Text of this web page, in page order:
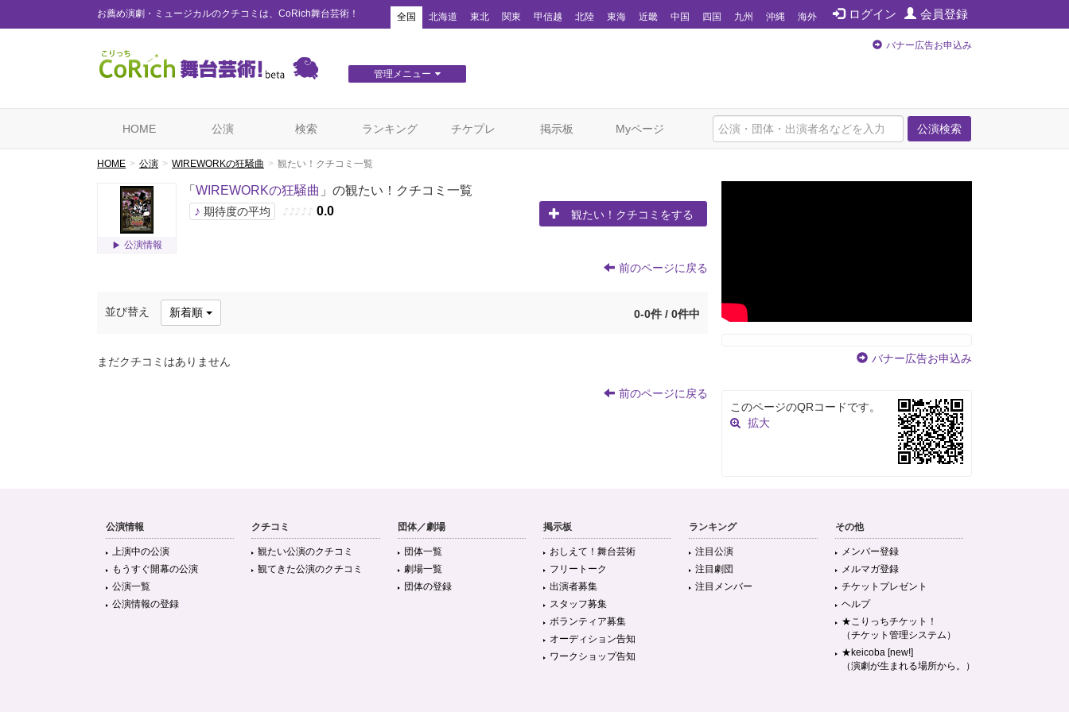
お薦め演劇・ミュージカルのクチコミは、CoRich舞台芸術！ ログイン 会員登録
全国 北海道 東北 関東 甲信越 北陸 東海 近畿 中国 四国 九州 沖縄 海外
管理メニュー
バナー広告お申込み
公演検索
HOME 公演 検索 ランキング チケプレ 掲示板 Myページ
HOME 公演 WIREWORKの狂騒曲 観たい！クチコミ一覧
公演情報
「 WIREWORKの狂騒曲 」の観たい！クチコミ一覧
♪ 期待度の平均 ♪ ♪ ♪ ♪ ♪ 0.0 観たい！クチコミをする
前のページに戻る
並び替え 新着順 0-0件 / 0件中
まだクチコミはありません
前のページに戻る
バナー広告お申込み
このページのQRコードです。
拡大
公演情報
上演中の公演
もうすぐ開幕の公演
公演一覧
公演情報の登録
クチコミ
観たい公演のクチコミ
観てきた公演のクチコミ
団体／劇場
団体一覧
劇場一覧
団体の登録
掲示板
おしえて！舞台芸術
フリートーク
出演者募集
スタッフ募集
ボランティア募集
オーディション告知
ワークショップ告知
ランキング
注目公演
注目劇団
注目メンバー
その他
メンバー登録
メルマガ登録
チケットプレゼント
ヘルプ
★こりっちチケット！
（チケット管理システム）
★keicoba [new!]
（演劇が生まれる場所から。）